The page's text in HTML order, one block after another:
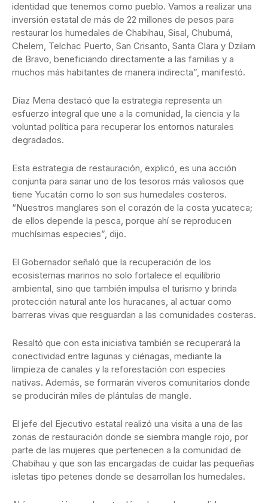
identidad que tenemos como pueblo. Vamos a realizar una
inversión estatal de más de 22 millones de pesos para
restaurar los humedales de Chabihau, Sisal, Chuburná,
Chelem, Telchac Puerto, San Crisanto, Santa Clara y Dzilam
de Bravo, beneficiando directamente a las familias y a
muchos más habitantes de manera indirecta”, manifestó.
Díaz Mena destacó que la estrategia representa un
esfuerzo integral que une a la comunidad, la ciencia y la
voluntad política para recuperar los entornos naturales
degradados.
Esta estrategia de restauración, explicó, es una acción
conjunta para sanar uno de los tesoros más valiosos que
tiene Yucatán como lo son sus humedales costeros.
“Nuestros manglares son el corazón de la costa yucateca;
de ellos depende la pesca, porque ahí se reproducen
muchísimas especies”, dijo.
El Gobernador señaló que la recuperación de los
ecosistemas marinos no solo fortalece el equilibrio
ambiental, sino que también impulsa el turismo y brinda
protección natural ante los huracanes, al actuar como
barreras vivas que resguardan a las comunidades costeras.
Resaltó que con esta iniciativa también se recuperará la
conectividad entre lagunas y ciénagas, mediante la
limpieza de canales y la reforestación con especies
nativas. Además, se formarán viveros comunitarios donde
se producirán miles de plántulas de mangle.
El jefe del Ejecutivo estatal realizó una visita a una de las
zonas de restauración donde se siembra mangle rojo, por
parte de las mujeres que pertenecen a la comunidad de
Chabihau y que son las encargadas de cuidar las pequeñas
isletas tipo petenes donde se desarrollan los humedales.